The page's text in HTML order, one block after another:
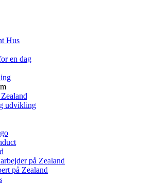
Hus
en dag
udvikling
på Zealand
på Zealand